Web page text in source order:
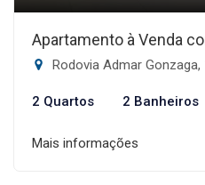
Apartamento à Venda
Rodovia Admar Gonzaga,
2 Quartos 2 Banheiros
Mais informações